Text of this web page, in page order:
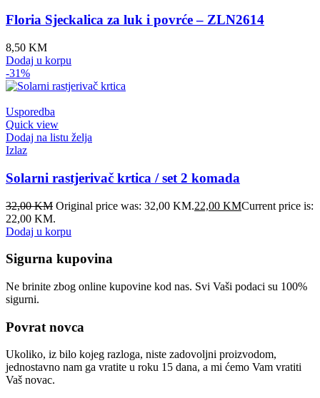
Floria Sjeckalica za luk i povrće – ZLN2614
8,50 KM
Dodaj u korpu
-31%
Usporedba
Quick view
Dodaj na listu želja
Izlaz
Solarni rastjerivač krtica / set 2 komada
32,00KM Original price was: 32,00 KM.22,00 KMCurrent price is:
22,00 KM.
Dodaj u korpu
Sigurna kupovina
Ne brinite zbog online kupovine kod nas. Svi Vaši podaci su 100%
sigurni.
Povrat novca
Ukoliko, iz bilo kojeg razloga, niste zadovoljni proizvodom,
jednostavno nam ga vratite u roku 15 dana, a mi ćemo Vam vratiti
Vaš novac.